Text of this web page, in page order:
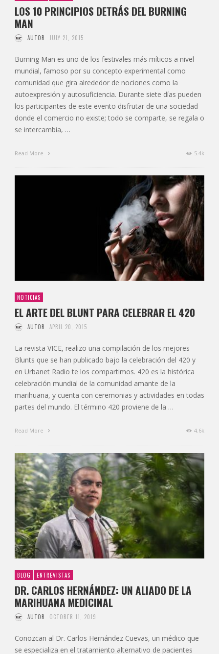
LOS 10 PRINCIPIOS DETRÁS DEL BURNING
MAN
AUTOR JULY 21, 2015
Burning Man es uno de los festivales más míticos a nivel
mundial, famoso por su concepto experimental como
comunidad que gira alrededor de nociones como la
autoexpresión y autosuficiencia. Durante siete días pueden
los participantes de este evento disfrutar de una sociedad
donde el comercio no existe; todo se comparte, se regala o
se intercambia, …
Read More 5.4k
NOTICIAS
EL ARTE DEL BLUNT PARA CELEBRAR EL 420
AUTOR APRIL 20, 2015
La revista VICE, realizo una compilación de los mejores
Blunts que se han publicado bajo la celebración del 420 y
en Urbanet Radio te los compartimos. 420 es la histórica
celebración mundial de la comunidad amante de la
marihuana, y cuenta con ceremonias y actividades en todas
partes del mundo. El término 420 proviene de la …
Read More 4.6k
BLOG ENTREVISTAS
DR. CARLOS HERNÁNDEZ: UN ALIADO DE LA
MARIHUANA MEDICINAL
AUTOR OCTOBER 11, 2019
Conozcan al Dr. Carlos Hernández Cuevas, un médico que
se especializa en el tratamiento alternativo de pacientes